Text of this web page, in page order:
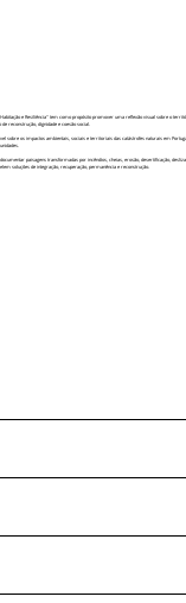
Habitação e Resiliência" tem como propósito promover uma reflexão visual sobre o
reconstrução, dignidade e coesão social.
sobre os impactos ambientais, sociais e territoriais das catástrofes naturais em
paisagens transformadas por incêndios, cheias, erosão, desertificação,
soluções de integração, recuperação, permanência e reconstrução.